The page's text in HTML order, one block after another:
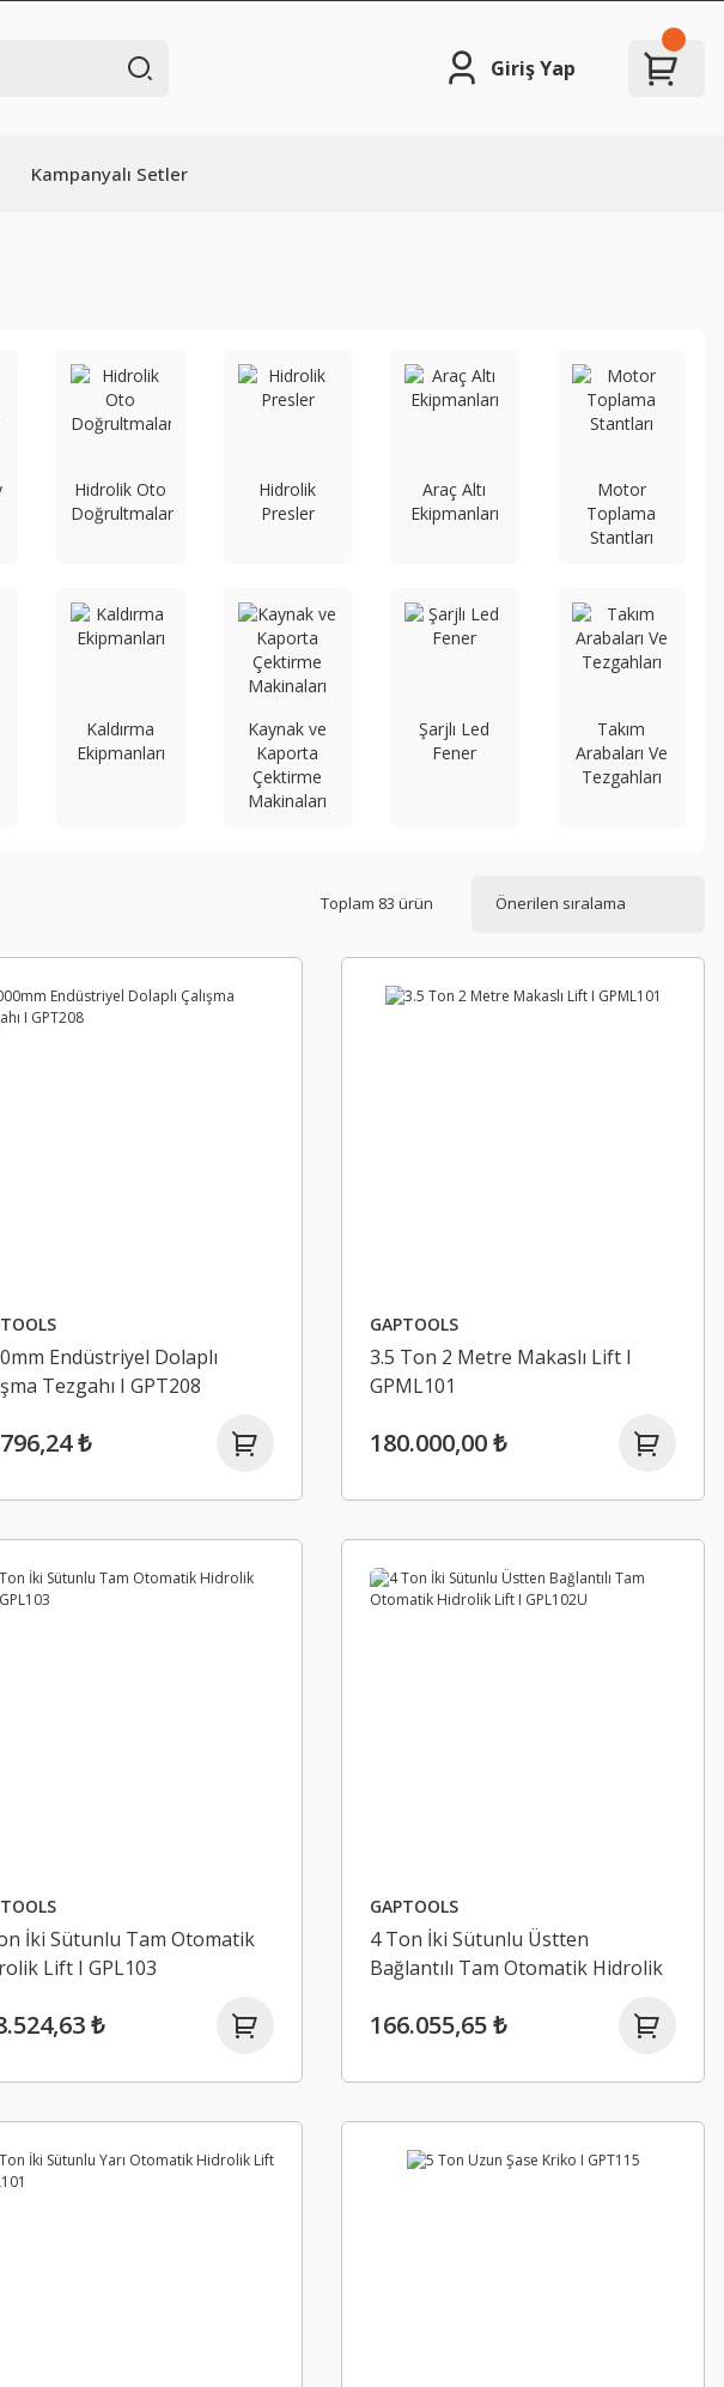
Giriş Yap
Kampanyalı Setler
Hidrolik Oto
Doğrultmalar
Hidrolik
Presler
Araç Altı
Ekipmanları
Motor
Toplama
Stantları
Kaldırma
Ekipmanları
Kaynak ve
Kaporta
Çektirme
Makinaları
Şarjlı Led
Fener
Takım
Arabaları Ve
Tezgahları
Toplam 83 ürün
Endüstriyel Dolaplı
Tezgahı I GPT208
₺
GAPTOOLS
3.5 Ton 2 Metre Makaslı Lift I
GPML101
180.000,00 ₺
İki Sütunlu Tam Otomatik
Lift I GPL103
₺
GAPTOOLS
4 Ton İki Sütunlu Üstten
Bağlantılı Tam Otomatik Hidrolik
166.055,65 ₺